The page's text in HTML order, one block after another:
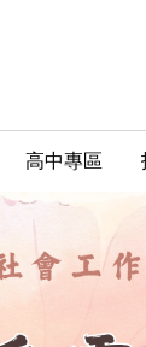
高中專區